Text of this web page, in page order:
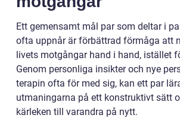
Ett gemensamt mål par som deltar i
ofta uppnår är förbättrad förmåga att
livets motgångar hand i hand, istället
Genom personliga insikter och nye
terapin ofta för med sig, kan ett par
utmaningarna på ett konstruktivt sätt
kärleken till varandra på nytt.